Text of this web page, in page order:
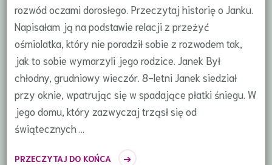
rozwód oczami dorosłego. Przeczytaj historię o Janku.
Napisałam ją na podstawie relacji z przeżyć
ośmiolatka, który nie poradził sobie z rozwodem tak,
jak to sobie wymarzyli jego rodzice. Janek Był
chłodny, grudniowy wieczór. 8-letni Janek siedział
przy oknie, wpatrując się w spadające płatki śniegu. W
jego domu, który zazwyczaj trząsł się od
świątecznych …
PRZECZYTAJ DO KOŃCA